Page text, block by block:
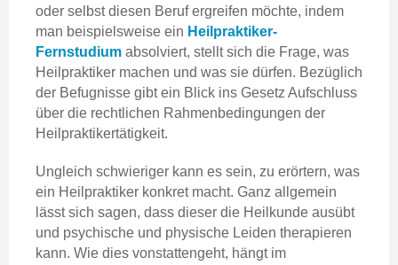
oder selbst diesen Beruf ergreifen möchte, indem
man beispielsweise ein Heilpraktiker-
Fernstudium absolviert, stellt sich die Frage, was
Heilpraktiker machen und was sie dürfen. Bezüglich
der Befugnisse gibt ein Blick ins Gesetz Aufschluss
über die rechtlichen Rahmenbedingungen der
Heilpraktikertätigkeit.
Ungleich schwieriger kann es sein, zu erörtern, was
ein Heilpraktiker konkret macht. Ganz allgemein
lässt sich sagen, dass dieser die Heilkunde ausübt
und psychische und physische Leiden therapieren
kann. Wie dies vonstattengeht, hängt im